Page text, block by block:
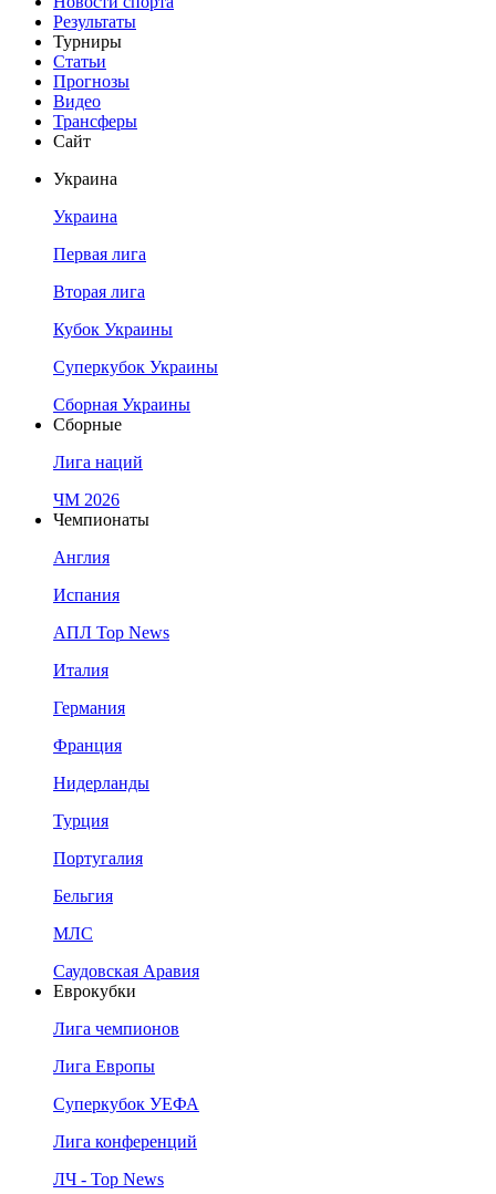
Результаты
Турниры
Статьи
Прогнозы
Видео
Трансферы
Сайт
Украина
Украина
Первая лига
Вторая лига
Кубок Украины
Суперкубок Украины
Сборная Украины
Сборные
Лига наций
ЧМ 2026
Чемпионаты
Англия
Испания
АПЛ Top News
Италия
Германия
Франция
Нидерланды
Турция
Португалия
Бельгия
МЛС
Саудовская Аравия
Еврокубки
Лига чемпионов
Лига Европы
Суперкубок УЕФА
Лига конференций
ЛЧ - Top News